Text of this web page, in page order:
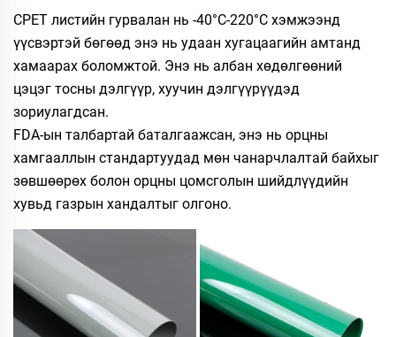
CPET листийн гурвалан нь -40°C-220°C хэмжээнд
үүсвэртэй бөгөөд энэ нь удаан хугацаагийн амтанд
хамаарах боломжтой. Энэ нь албан хөдөлгөөний
цэцэг тосны дэлгүүр, хуучин дэлгүүрүүдэд
зориулагдсан.
FDA-ын талбартай баталгаажсан, энэ нь орцны
хамгааллын стандартуудад мөн чанарчлалтай байхыг
зөвшөөрөх болон орцны цомсголын шийдлүүдийн
хувьд газрын хандалтыг олгоно.